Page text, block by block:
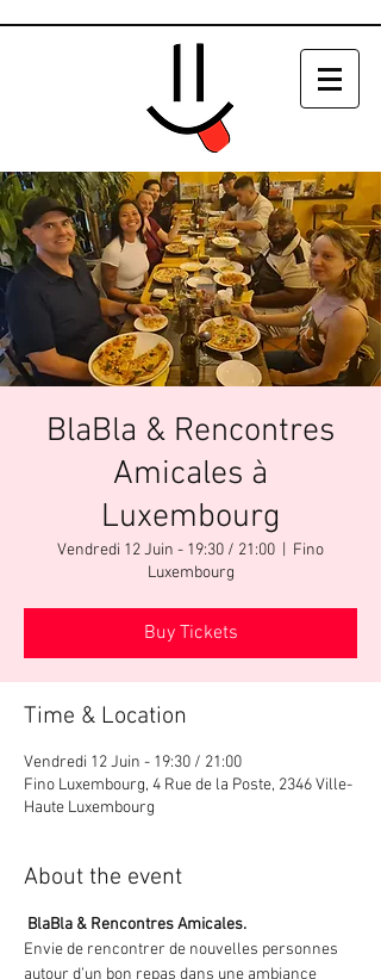
BlaBla & Rencontres
Amicales à
Luxembourg
Vendredi 12 Juin - 19:30 / 21:00
Fino
Luxembourg
Buy Tickets
Time & Location
Vendredi 12 Juin - 19:30 / 21:00
Fino Luxembourg, 4 Rue de la Poste, 2346 Ville-
Haute Luxembourg
About the event
BlaBla & Rencontres Amicales.
Envie de rencontrer de nouvelles personnes
autour d’un bon repas dans une ambiance